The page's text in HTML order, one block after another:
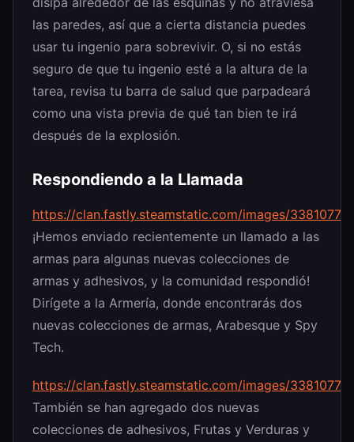
las paredes, así que a cierta distancia puedes
usar tu ingenio para sobrevivir. O, si no estás
seguro de que tu ingenio esté a la altura de la
tarea, revisa tu barra de salud que parpadeará
como una vista previa de qué tan bien te irá
después de la explosión.
Respondiendo a la Llamada
https://clan.fastly.steamstatic.com/images/3381077/
¡Hemos enviado recientemente un llamado a las
armas para algunas nuevas colecciones de
armas y adhesivos, y la comunidad respondió!
Dirígete a la Armería, donde encontrarás dos
nuevas colecciones de armas, Arabesque y Spy
Tech.
https://clan.fastly.steamstatic.com/images/
También se han agregado dos nuevas
colecciones de adhesivos, Frutas y Verduras y